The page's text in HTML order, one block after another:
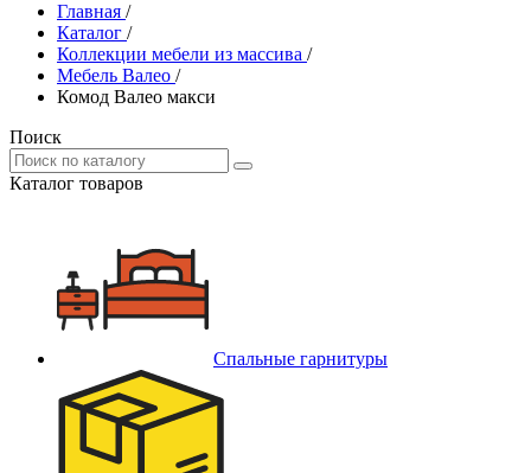
Главная /
Каталог /
Коллекции мебели из массива /
Мебель Валео /
Комод Валео макси
Поиск
Каталог товаров
Спальные гарнитуры